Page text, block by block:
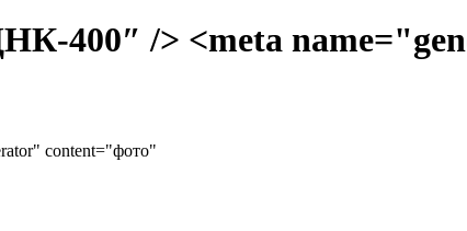
400″ /> <meta
content="фото"